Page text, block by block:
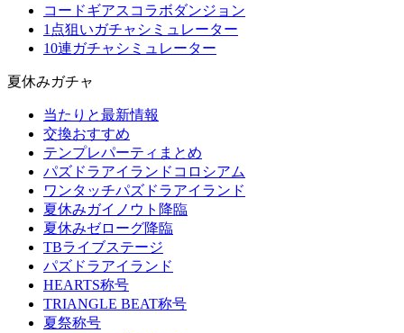
コードギアスコラボダンジョン
1点狙いガチャシミュレーター
10連ガチャシミュレーター
夏休みガチャ
当たりと最新情報
交換おすすめ
テンプレパーティまとめ
パズドラアイランドコロシアム
ワンタッチパズドラアイランド
夏休みガイノウト降臨
夏休みゼローグ降臨
TBライブステージ
パズドラアイランド
HEARTS称号
TRIANGLE BEAT称号
夏祭称号